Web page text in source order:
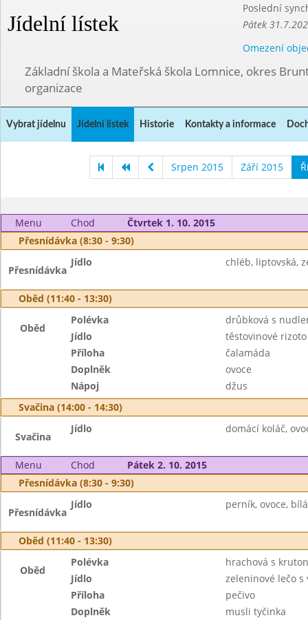
Jídelní lístek
Poslední
Pátek
Omezení
Základní škola a Mateřská škola Lomnice, okres
organizace
Vybrat jídelnu Jídelní lístek Historie Kontakty a informace
Srpen 2015 Září 2015
Menu Chod
Čtvrtek 1. 10. 2015
Přesnídávka (8:30 - 9:30)
Přesnídávka
Jídlo chléb, liptovská,
Oběd (11:40 - 13:30)
Oběd
Polévka
drůbková s
Jídlo
těstovinové
Příloha
čalamáda
Doplněk
ovoce
Nápoj
džus
Svačina (14:00 - 14:30)
Svačina
Jídlo domácí koláč,
Menu Chod
Pátek 2. 10. 2015
Přesnídávka (8:30 - 9:30)
Přesnídávka
Jídlo perník, ovoce,
Oběd (11:40 - 13:30)
Oběd
Polévka
hrachová s
Jídlo
zeleninové lečo s
Příloha
pečivo
Doplněk
musli tyčinka